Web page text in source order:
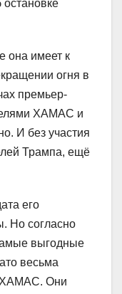
она имеет к
огня в
премьер-
ХАМАС и
И без участия
Трампа, ещё
его
Но согласно
выгодные
весьма
ХАМАС. Они